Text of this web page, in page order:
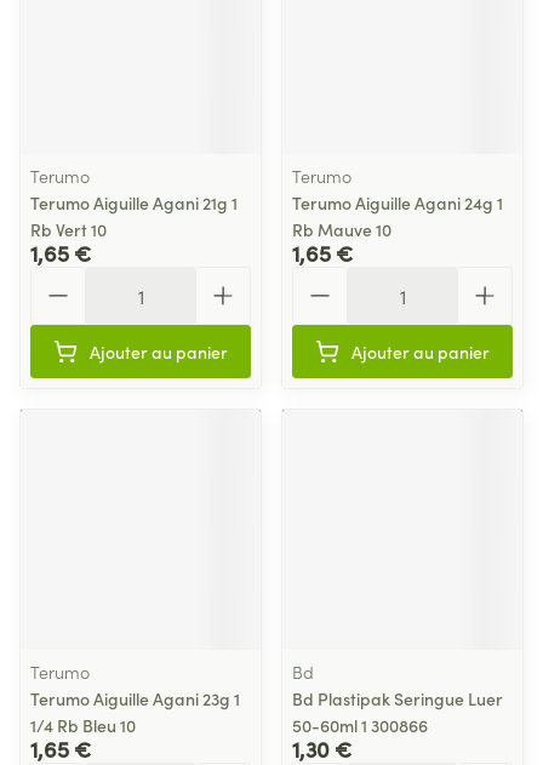
Terumo
Terumo Aiguille Agani 21g 1
Rb Vert 10
1,65 €
Ajouter au panier
Terumo
Terumo Aiguille Agani 24g 1
Rb Mauve 10
1,65 €
Ajouter au panier
Terumo
Terumo Aiguille Agani 23g 1
1/4 Rb Bleu 10
1,65 €
Bd
Bd Plastipak Seringue Luer
50-60ml 1 300866
1,30 €